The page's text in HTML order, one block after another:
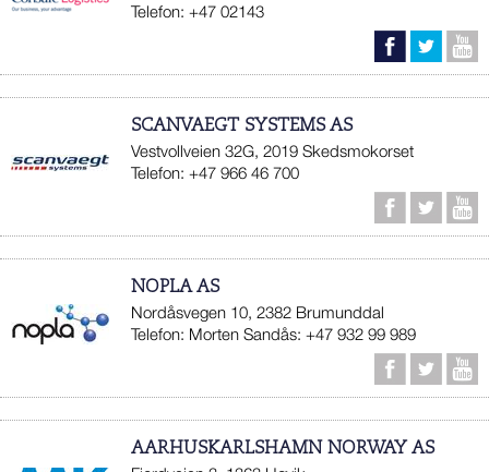
Telefon: +47 02143
SCANVAEGT SYSTEMS AS
Vestvollveien 32G, 2019 Skedsmokorset
Telefon: +47 966 46 700
NOPLA AS
Nordåsvegen 10, 2382 Brumunddal
Telefon: Morten Sandås: +47 932 99 989
AARHUSKARLSHAMN NORWAY AS